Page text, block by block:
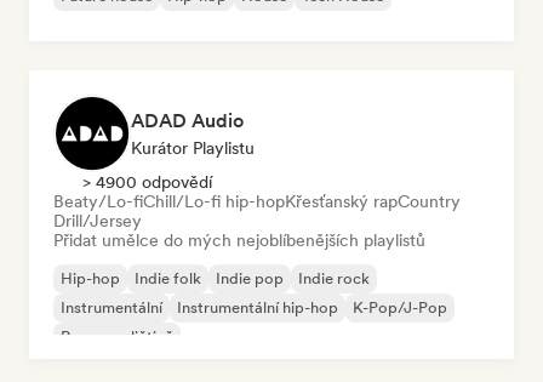
ADAD Audio
Kurátor Playlistu
> 4900 odpovědí
Beaty/Lo-fiChill/Lo-fi hip-hopKřesťanský rapCountry
Drill/Jersey
Přidat umělce do mých nejoblíbenějších playlistů
Hip-hop Indie folk Indie pop
Indie rock
Instrumentální
Instrumentální hip-hop
K-Pop/J-Pop
Rap v angličtině